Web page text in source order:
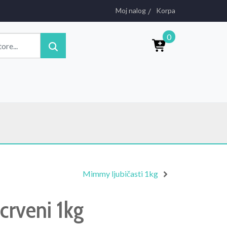
Moj nalog Korpa
0
Mimmy ljubičasti 1kg
1kg